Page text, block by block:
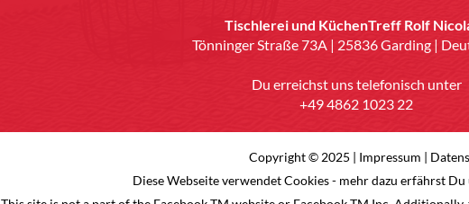
Tischlerei und KüchenTreff Rolf
Tönninger Straße 73A | 25836 Garding |
Du erreichst uns telefonisch unter
+49 4862 1023 22
Copyright © 2025 | Impressum |
Diese Webseite verwendet Cookies - mehr dazu erfährst